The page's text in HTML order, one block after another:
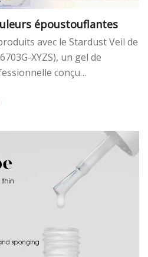
époustouflantes
avec le Stardust Veil de
XYZS), un gel de
conçu
les ongles B2B, nous
aux distributeurs et
entier. Ce gel de
«&nbsp;zéro
que vos clients
designs de niveau maître.